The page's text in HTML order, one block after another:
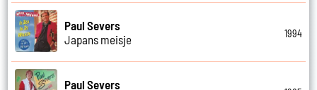
Paul Severs
Japans meisje
1994
Paul Severs